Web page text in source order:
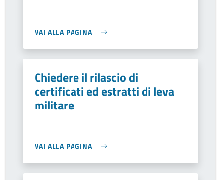
VAI ALLA PAGINA
Chiedere il rilascio di
certificati ed estratti di leva
militare
VAI ALLA PAGINA